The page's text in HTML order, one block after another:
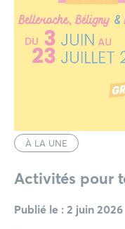
À LA UNE
Activités pour
Publié le : 2 juin 2026